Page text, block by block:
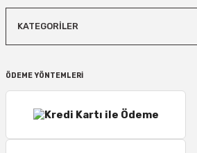
KATEGORİLER
ÖDEME YÖNTEMLERİ